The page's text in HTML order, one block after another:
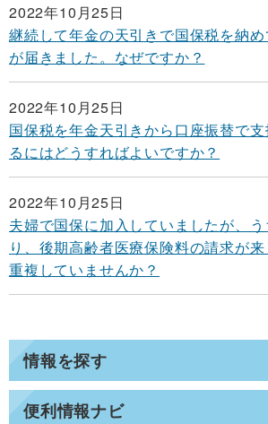
情報を探す
便利情報ナビ
2022年10月25日
継続して年金の天引きで国保税を納
が届きました。なぜですか？
2022年10月25日
国保税を年金天引きから口座振替で
るにはどうすればよいですか？
2022年10月25日
夫婦で国保に加入していましたが、
り、後期高齢者医療保険料の請求が
重複していませんか？